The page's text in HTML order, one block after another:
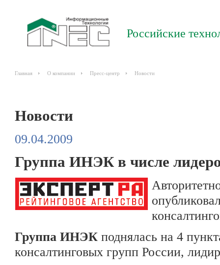
Российские
Главная О компании Пресс-центр Новости
Новости
09.04.2009
Группа ИНЭК в числе
Группа ИНЭК поднялась на 4
консалтинговых групп России,